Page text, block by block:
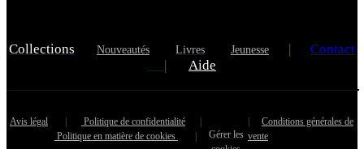
Collections Nouveautés Livres Jeunesse |
Contact
|
Aide
Avis légal | Politique de confidentialité
|
Politique en matière de cookies
|
Gérer les
| Conditions générales de
vente